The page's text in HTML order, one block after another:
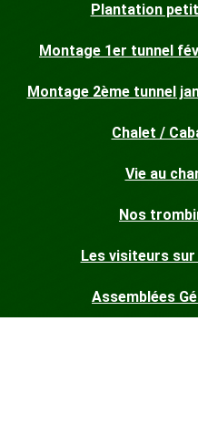
Plantation
Montage 1er tunnel
Montage 2ème tunnel
Chalet /
Vie au
Nos
Les visiteurs sur
Assemblées